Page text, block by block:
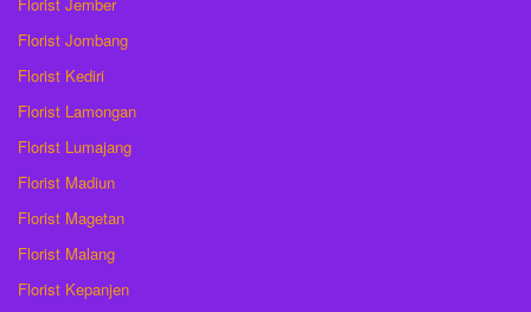
Florist Jombang
Florist Kediri
Florist Lamongan
Florist Lumajang
Florist Madiun
Florist Magetan
Florist Malang
Florist Kepanjen